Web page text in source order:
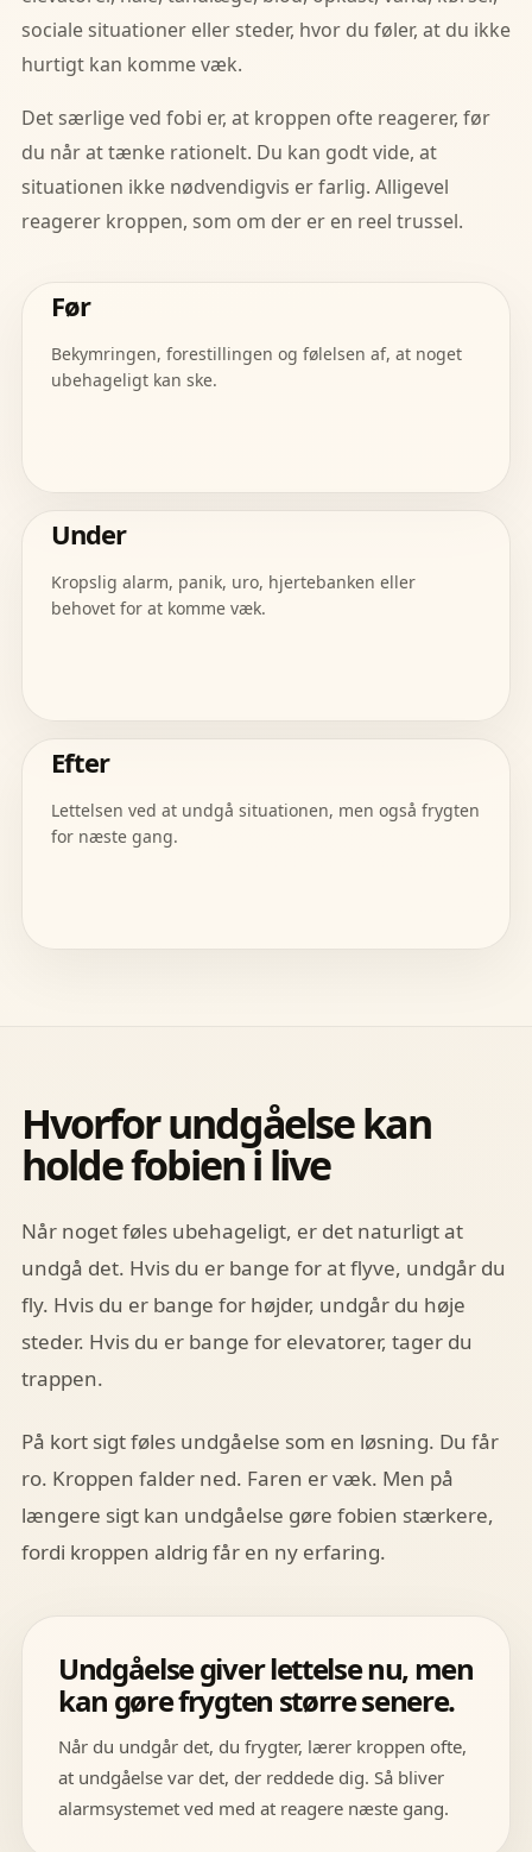
sociale situationer eller steder, hvor du føler, at du ikke
hurtigt kan komme væk.
Det særlige ved fobi er, at kroppen ofte reagerer, før
du når at tænke rationelt. Du kan godt vide, at
situationen ikke nødvendigvis er farlig. Alligevel
reagerer kroppen, som om der er en reel trussel.
Før
Bekymringen, forestillingen og følelsen af, at noget
ubehageligt kan ske.
Under
Kropslig alarm, panik, uro, hjertebanken eller
behovet for at komme væk.
Efter
Lettelsen ved at undgå situationen, men også frygten
for næste gang.
Hvorfor undgåelse kan
holde fobien i live
Når noget føles ubehageligt, er det naturligt at
undgå det. Hvis du er bange for at flyve, undgår du
fly. Hvis du er bange for højder, undgår du høje
steder. Hvis du er bange for elevatorer, tager du
trappen.
På kort sigt føles undgåelse som en løsning. Du får
ro. Kroppen falder ned. Faren er væk. Men på
længere sigt kan undgåelse gøre fobien stærkere,
fordi kroppen aldrig får en ny erfaring.
Undgåelse giver lettelse nu, men
kan gøre frygten større senere.
Når du undgår det, du frygter, lærer kroppen ofte,
at undgåelse var det, der reddede dig. Så bliver
alarmsystemet ved med at reagere næste gang.